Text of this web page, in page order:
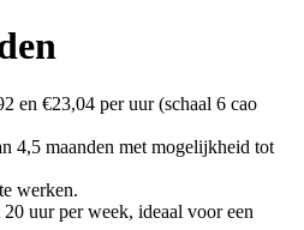
en €23,04 per uur (schaal 6 cao
4,5 maanden met mogelijkheid tot
werken.
uur per week, ideaal voor een